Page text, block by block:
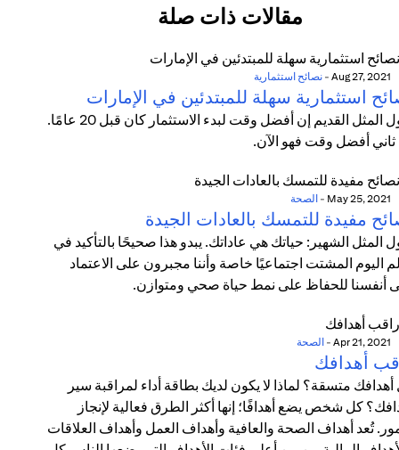
مقالات ذات صلة
- نصائح استثمارية
استثمارية سهلة للمبتدئين في الإمارات
يقول المثل القديم إن أفضل وقت لبدء الاستثمار كان قبل 20 عامًا.
ثاني أفضل وقت فهو الآن.
- الصحة
مفيدة للتمسك بالعادات الجيدة
المثل الشهير: حياتك هي عاداتك. يبدو هذا صحيحًا بالتأكيد في
اليوم المشتت اجتماعيًا خاصة وأننا مجبرون على الاعتماد
أنفسنا للحفاظ على نمط حياة صحي ومتوازن.
- الصحة
أهدافك
متسقة؟ لماذا لا يكون لديك بطاقة أداء لمراقبة سير
كل شخص يضع أهدافًا؛ إنها أكثر الطرق فعالية لإنجاز
تُعد أهداف الصحة والعافية وأهداف العمل وأهداف العلاقات